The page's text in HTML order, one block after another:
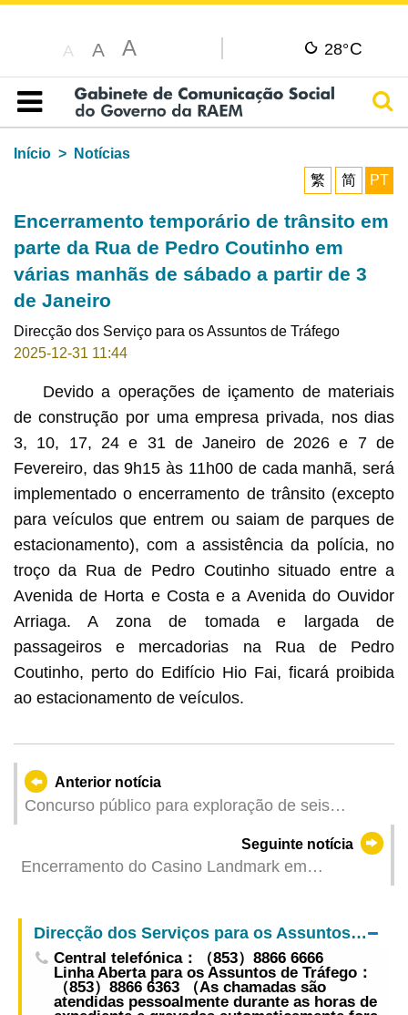
A A A 28°C
Índice
Início
Notícias
繁
简 PT
Encerramento temporário de trânsito em
parte da Rua de Pedro Coutinho em
várias manhãs de sábado a partir de 3
de Janeiro
Direcção dos Serviço para os Assuntos de Tráfego
2025-12-31 11:44
Devido a operações de içamento de materiais
de construção por uma empresa privada, nos dias
3, 10, 17, 24 e 31 de Janeiro de 2026 e 7 de
Fevereiro, das 9h15 às 11h00 de cada manhã, será
implementado o encerramento de trânsito (excepto
para veículos que entrem ou saiam de parques de
estacionamento), com a assistência da polícia, no
troço da Rua de Pedro Coutinho situado entre a
Avenida de Horta e Costa e a Avenida do Ouvidor
Arriaga. A zona de tomada e largada de
passageiros e mercadorias na Rua de Pedro
Coutinho, perto do Edifício Hio Fai, ficará proibida
ao estacionamento de veículos.
Anterior notícia
Concurso público para exploração de seis
Verde, Fai Chi Kei, Taipa e NAPE inicia-se hoje
Seguinte notícia
Encerramento do Casino Landmark em
Direcção dos Serviços para os Assuntos de Tráfego
Central telefónica：（853）8866 6666
Linha Aberta para os Assuntos de Tráfego：
（853）8866 6363 （As chamadas são
atendidas pessoalmente durante as horas de